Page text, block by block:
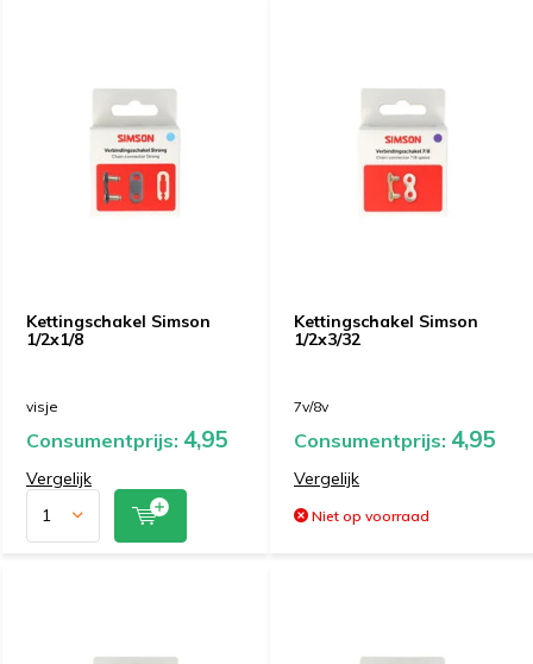
Kettingschakel Simson
1/2x1/8
visje
Consumentprijs: 4,95
Vergelijk
Kettingschakel Simson
1/2x3/32
7v/8v
Consumentprijs: 4,95
Vergelijk
Niet op voorraad